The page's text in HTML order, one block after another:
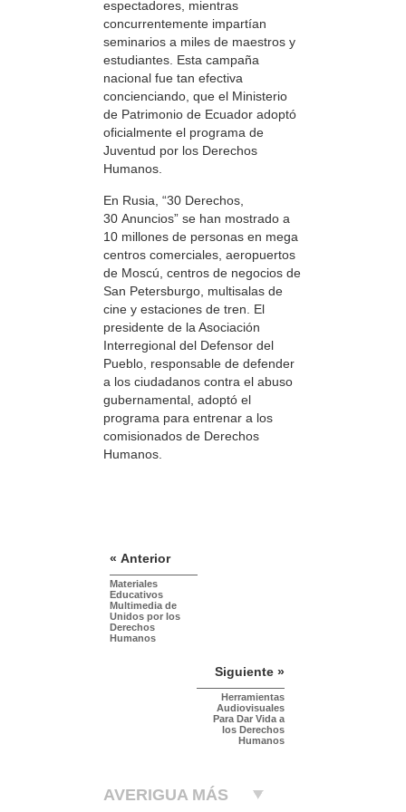
espectadores, mientras
concurrentemente impartían
seminarios a miles de maestros y
estudiantes. Esta campaña
nacional fue tan efectiva
concienciando, que el Ministerio
de Patrimonio de Ecuador adoptó
oficialmente el programa de
Juventud por los Derechos
Humanos.
En Rusia, “30 Derechos,
30 Anuncios” se han mostrado a
10 millones de personas en mega
centros comerciales, aeropuertos
de Moscú, centros de negocios de
San Petersburgo, multisalas de
cine y estaciones de tren. El
presidente de la Asociación
Interregional del Defensor del
Pueblo, responsable de defender
a los ciudadanos contra el abuso
gubernamental, adoptó el
programa para entrenar a los
comisionados de Derechos
Humanos.
« Anterior
Materiales
Educativos
Multimedia de
Unidos por los
Derechos
Humanos
Siguiente »
Herramientas
Audiovisuales
Para Dar Vida a
los Derechos
Humanos
AVERIGUA MÁS